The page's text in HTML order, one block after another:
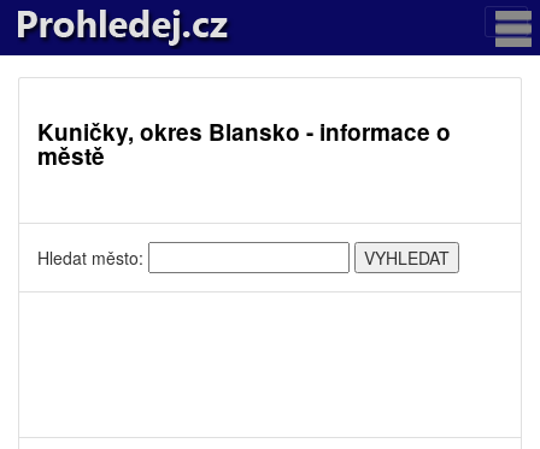
Kuničky, okres Blansko - informace o
městě
Hledat město: